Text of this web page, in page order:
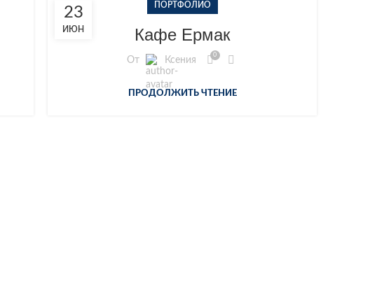
23
ИЮН
ПОРТФОЛИО
Кафе Ермак
От Ксения 0
ПРОДОЛЖИТЬ ЧТЕНИЕ